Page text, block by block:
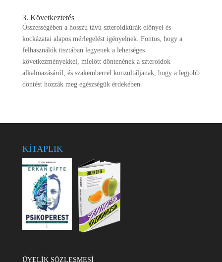
3. Következtetés
Összességében a hosszú távú szteroidkúrák előnyei és
kockázatai alapos mérlegelést igényelnek. Fontos, hogy a
felhasználók tisztában legyenek a lehetséges
következményekkel, mielőtt döntenének a szteroidok
alkalmazásáról, és szakemberrel konzultáljanak, hogy a legjobb
döntést hozzák meg egészségük érdekében.
KİTAPLIK
ÜYELİK SÖZLEŞMESİ